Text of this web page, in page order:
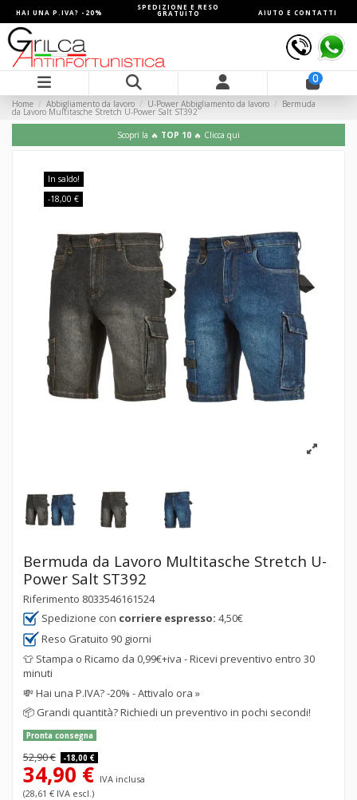
HAI UNA P.IVA? -20%
SPEDIZIONE E RESO
GRATUITO AIUTO E CONTATTI
0
Home Abbigliamento da lavoro U-Power Abbigliamento da lavoro Bermuda
da Lavoro Multitasche Stretch U-Power Salt ST392
Scopri la 🔥 TOP 10 🔥 Clicca qui
In saldo!
-18,00 €
Bermuda da Lavoro Multitasche Stretch U-
Power Salt ST392
Riferimento 8033546161524
Spedizione con corriere espresso: 4,50€
Reso Gratuito 90 giorni
👕 Stampa o Ricamo da 0,99€+iva - Ricevi preventivo entro 30
minuti
💸Hai una P.IVA? -20% - Attivalo ora »
📦 Grandi quantità? Richiedi un preventivo in pochi secondi!
Pronta consegna
52,90 € -18,00 €
34,90 € IVA inclusa
(28,61 € IVA escl.)